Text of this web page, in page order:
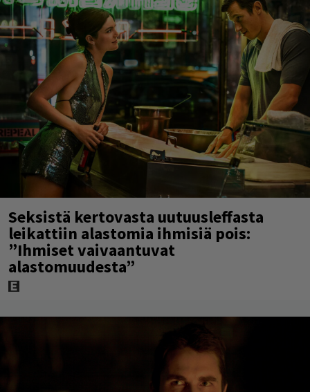
Seksistä kertovasta uutuusleffasta
leikattiin alastomia ihmisiä pois:
”Ihmiset vaivaantuvat
alastomuudesta”